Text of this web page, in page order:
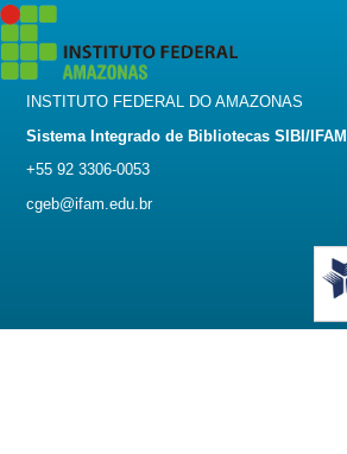
INSTITUTO FEDERAL DO AMAZONAS
Sistema Integrado de Bibliotecas SIBI/IFAM
+55 92 3306-0053
cgeb@ifam.edu.br